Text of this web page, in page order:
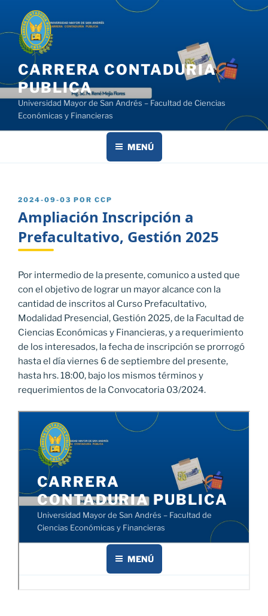
contenido
CARRERA CONTADURIA
PUBLICA
Universidad Mayor de San Andrés – Facultad de Ciencias
Económicas y Financieras
MENÚ
PUBLICADO
2024-09-03 POR CCP
Ampliación Inscripción a
Prefacultativo, Gestión 2025
Por intermedio de la presente, comunico a usted que
con el objetivo de lograr un mayor alcance con la
cantidad de inscritos al Curso Prefacultativo,
Modalidad Presencial, Gestión 2025, de la Facultad de
Ciencias Económicas y Financieras, y a requerimiento
de los interesados, la fecha de inscripción se prorrogó
hasta el día viernes 6 de septiembre del presente,
hasta hrs. 18:00, bajo los mismos términos y
requerimientos de la Convocatoria 03/2024.